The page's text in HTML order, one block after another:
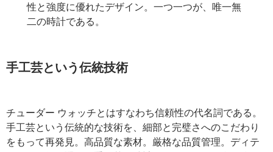
性と強度に優れたデザイン。一つ一つが、唯一無
二の時計である。
手工芸という伝統技術
チューダー ウォッチとはすなわち信頼性の代名詞である。
手工芸という伝統的な技術を、細部と完璧さへのこだわり
をもって再発見。高品質な素材。厳格な品質管理。ディテ